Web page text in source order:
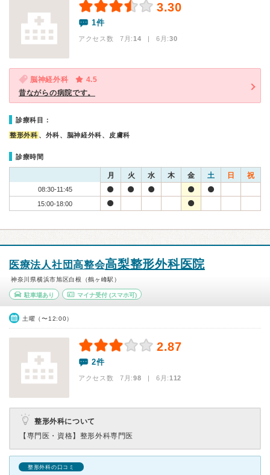
3.30
1件
アクセス数 7月:14 | 6月:30
脳神経外科
4.5
昔ながらの病院です。
診療科目：
整形外科 、外科、脳神経外科、皮膚科
診療時間
月 火 水 木 金 土 日 祝
08:30-11:45
15:00-18:00
医療法人社団高整会高梨整形外科医院
神奈川県横浜市旭区白根（鶴ヶ峰駅）
駐車場あり マイナ受付(スマホ可)
土曜（〜12:00）
2.87
2件
アクセス数 7月:98 | 6月:112
整形外科について
【専門医・資格】 整形外科専門医
整形外科の口コミ